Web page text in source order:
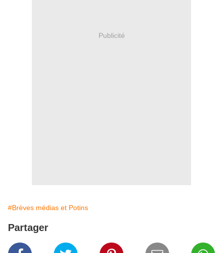
Publicité
#Brèves médias et Potins
Partager